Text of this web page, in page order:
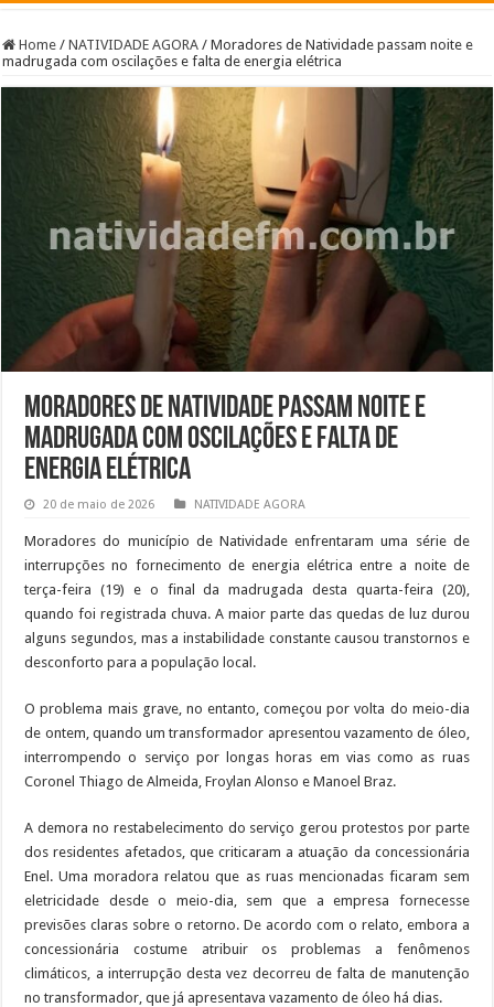
Home / NATIVIDADE AGORA / Moradores de Natividade passam noite e
madrugada com oscilações e falta de energia elétrica
Moradores de Natividade passam noite e
madrugada com oscilações e falta de
energia elétrica
20 de maio de 2026 NATIVIDADE AGORA
Moradores do município de Natividade enfrentaram uma série de
interrupções no fornecimento de energia elétrica entre a noite de
terça-feira (19) e o final da madrugada desta quarta-feira (20),
quando foi registrada chuva. A maior parte das quedas de luz durou
alguns segundos, mas a instabilidade constante causou transtornos e
desconforto para a população local.
O problema mais grave, no entanto, começou por volta do meio-dia
de ontem, quando um transformador apresentou vazamento de óleo,
interrompendo o serviço por longas horas em vias como as ruas
Coronel Thiago de Almeida, Froylan Alonso e Manoel Braz.
A demora no restabelecimento do serviço gerou protestos por parte
dos residentes afetados, que criticaram a atuação da concessionária
Enel. Uma moradora relatou que as ruas mencionadas ficaram sem
eletricidade desde o meio-dia, sem que a empresa fornecesse
previsões claras sobre o retorno. De acordo com o relato, embora a
concessionária costume atribuir os problemas a fenômenos
climáticos, a interrupção desta vez decorreu de falta de manutenção
no transformador, que já apresentava vazamento de óleo há dias.